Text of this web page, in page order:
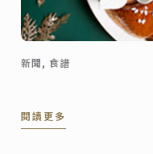
新聞, 食譜
閱讀更多